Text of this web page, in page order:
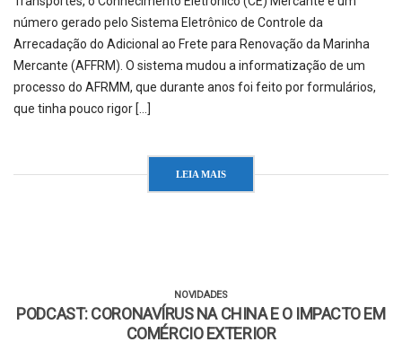
número gerado pelo Sistema Eletrônico de Controle da
Arrecadação do Adicional ao Frete para Renovação da Marinha
Mercante (AFFRM). O sistema mudou a informatização de um
processo do AFRMM, que durante anos foi feito por formulários,
que tinha pouco rigor […]
LEIA MAIS
NOVIDADES
PODCAST: CORONAVÍRUS NA CHINA E O IMPACTO EM
COMÉRCIO EXTERIOR